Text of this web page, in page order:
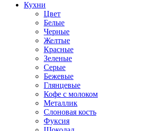
Кухни
Цвет
Белые
Черные
Желтые
Красные
Зеленые
Серые
Бежевые
Глянцевые
Кофе с молоком
Металлик
Слоновая кость
Фуксия